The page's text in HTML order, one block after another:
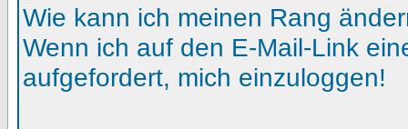
Wie kann ich meinen Rang
Wenn ich auf den E-Mail-Link
aufgefordert, mich einzuloggen!